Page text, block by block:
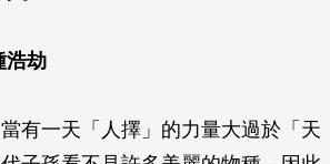
浩劫
有一天「人擇」的力量大過於「天